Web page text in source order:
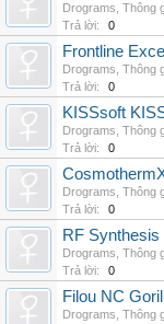
Drograms Thông
Trả lời:
0
Frontline
Drograms Thông
Trả lời:
0
KISSsoft
Drograms Thông
Trả lời:
0
Drograms Thông
Trả lời:
0
RF
Drograms Thông
Trả lời:
0
Filou NC
Drograms Thông